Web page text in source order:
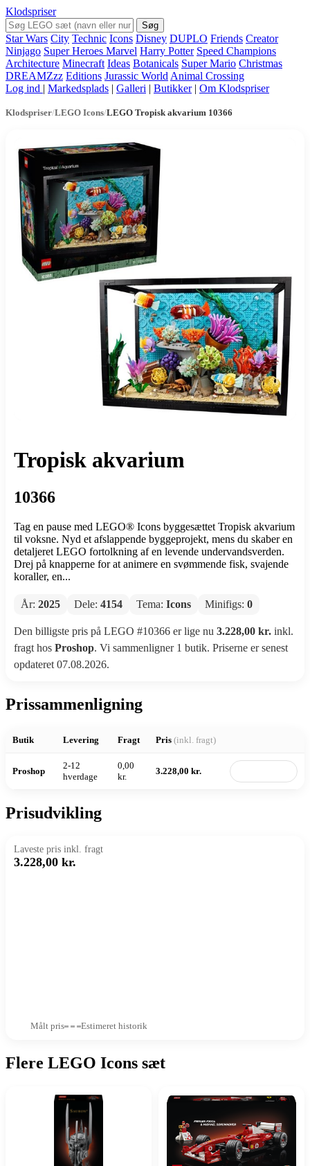
Klodspriser
Søg
Star Wars City Technic Icons Disney DUPLO Friends Creator
Ninjago Super Heroes Marvel Harry Potter Speed Champions
Architecture Minecraft Ideas Botanicals Super Mario Christmas
DREAMZzz Editions Jurassic World Animal Crossing
Log ind | Markedsplads | Galleri | Butikker | Om Klodspriser
Klodspriser/LEGO Icons/LEGO Tropisk akvarium 10366
Tropisk akvarium
10366
Tag en pause med LEGO® Icons byggesættet Tropisk akvarium
til voksne. Nyd et afslappende byggeprojekt, mens du skaber en
detaljeret LEGO fortolkning af en levende undervandsverden.
Drej på knapperne for at animere en svømmende fisk, svajende
koraller, en...
År: 2025 Dele: 4154 Tema: Icons Minifigs: 0
Den billigste pris på LEGO #10366 er lige nu 3.228,00 kr. inkl.
fragt hos Proshop. Vi sammenligner 1 butik. Priserne er senest
opdateret 07.08.2026.
Prissammenligning
Butik Levering Fragt Pris (inkl. fragt)
Proshop
2-12
hverdage
0,00
kr.
3.228,00 kr.
Prisudvikling
Laveste pris inkl. fragt
3.228,00 kr.
Målt pris Estimeret historik
Flere LEGO Icons sæt